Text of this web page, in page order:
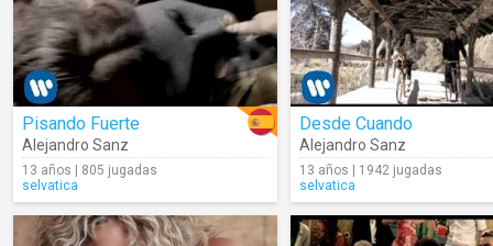
Pisando Fuerte
Alejandro Sanz
13 años | 805 jugadas
selvatica
Desde Cuando
Alejandro Sanz
13 años | 1942 jugadas
selvatica